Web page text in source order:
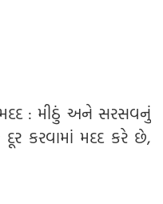
મદદ : મીઠું અને સરસવનું
કરવામાં મદદ કરે છે,